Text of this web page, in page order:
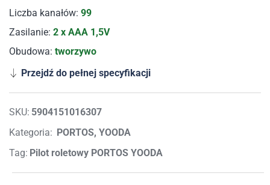
Liczba kanałów: 99
Zasilanie: 2 x AAA 1,5V
Obudowa: tworzywo
Przejdź do pełnej specyfikacji
SKU: 5904151016307
Kategoria: PORTOS, YOODA
Tag: Pilot roletowy PORTOS YOODA